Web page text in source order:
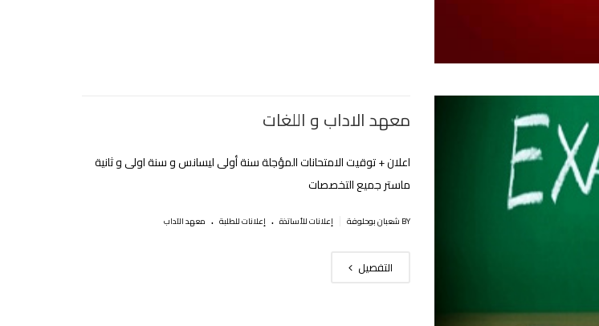
معهد الاداب و اللغات
اعلان + توقيت الامتحانات المؤجلة سنة أولى ليسانس و سنة اولى و ثانية
ماستر جميع التخصصات
BY شعبان بوحلوفة إعلانات للأساتذة . إعلانات للطلبة . معهد الآداب
التفصيل